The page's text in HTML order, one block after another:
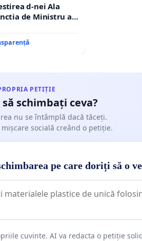
d-nei Ala
de Ministru al
PETIȚIE
schimbați ceva?
nu se întâmplă dacă tăceți.
socială creând o petiție.
pe care doriți să o
cuvinte. AI va redacta o petiție